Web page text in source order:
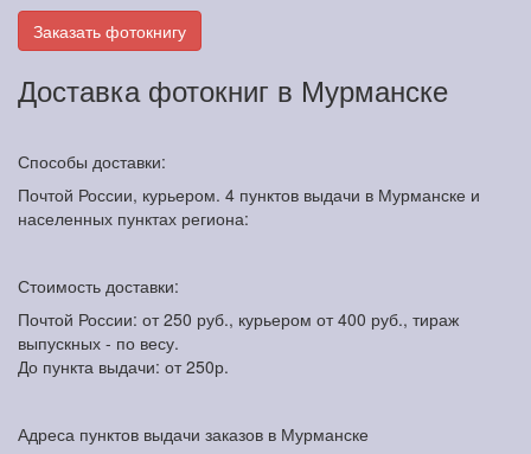
Заказать фотокнигу
Доставка фотокниг в Мурманске
Способы доставки:
Почтой России, курьером. 4 пунктов выдачи в Мурманске и
населенных пунктах региона:
Стоимость доставки:
Почтой России: от 250 руб., курьером от 400 руб., тираж
выпускных - по весу.
До пункта выдачи: от 250р.
Адреса пунктов выдачи заказов в Мурманске